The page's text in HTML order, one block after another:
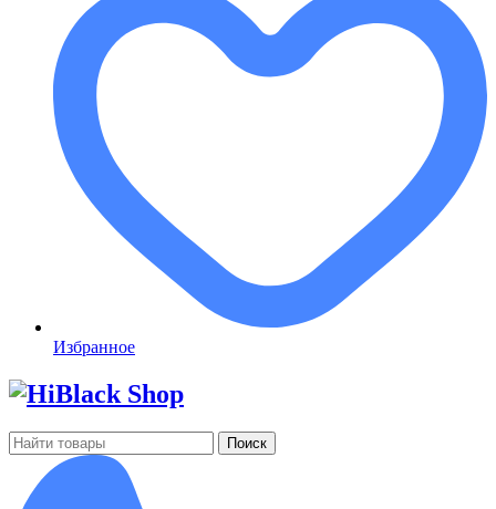
Избранное
Поиск